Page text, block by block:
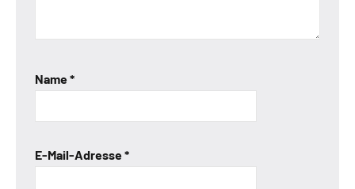
Name*
E-Mail-Adresse*